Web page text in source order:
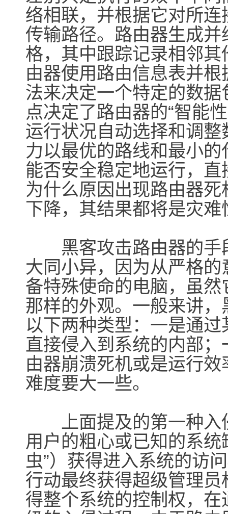
络相联，并根据它对所
传输路径。路由器生成并
格，其中跟踪记录相邻
由器使用路由信息表并
法来决定一个特定的数
点决定了路由器的“智能
运行状况自动选择和调
力以最优的路线和最小
能否安全稳定地运行，
为什么原因出现路由器
下降，其结果都将是灾难
黑客攻击路由器的手
大同小异，因为从严格
备特殊使命的电脑，虽
那样的外观。一般来讲
以下两种类型：一是通
直接侵入到系统的内部
由器崩溃死机或是运行
难度要大一些。
上面提及的第一种入
用户的粗心或已知的系
虫”）获得进入系统的访
行动最终获得超级管理
得整个系统的控制权，